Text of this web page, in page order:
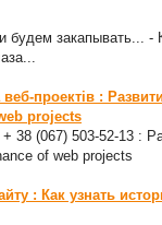
будем закапывать... -
веб-проектів :
projects
+ 38 (067) 503-52-13 :
of web projects
: Как узнать